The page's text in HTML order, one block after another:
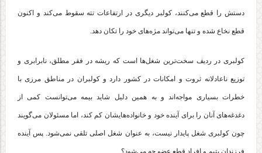
دستش را قطع می‌کنند، کولبر دیگری در ارتفاعات تته سقوط می‌کند و اکنون
قطع نخاع شده و تنها می‌تواند مژه‌های خود را تکان دهد.
کولبری در ردیف سخت‌ترین شغل‌ها است که ریشه در فقر مطلق، نابرابری و
توزیع ناعادلانه ثروت و امکانات در کشور دارد و کولبران در مناطق مرزی با
خطرات بسیاری مواجه‌اند و به همین دلیل شاید بیمه می‌توانست کمی از
دغدغه‌های آنان را برای آینده خود و خانواده‌هایشان کم کند، اما مسئولان می‌گویند
چون کولبری شغل پایدار نیست، به عنوان شغل اصلی تلقی نمی‌شود. پس آینده